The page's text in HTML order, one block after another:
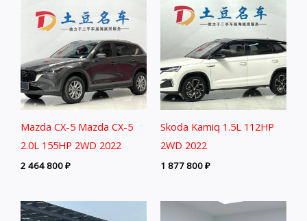
Mazda CX-5 Mazda CX-5
2.0L 155HP 2WD 2022
2 464 800₽
Skoda Kamiq 1.5L 112HP
2WD 2022
1 877 800₽